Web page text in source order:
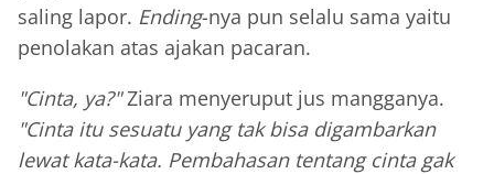
saling lapor. Ending-nya pun selalu sama yaitu
penolakan atas ajakan pacaran.
"Cinta, ya?"Ziara menyeruput jus mangganya.
"Cinta itu sesuatu yang tak bisa digambarkan
lewat kata-kata. Pembahasan tentang cinta gak